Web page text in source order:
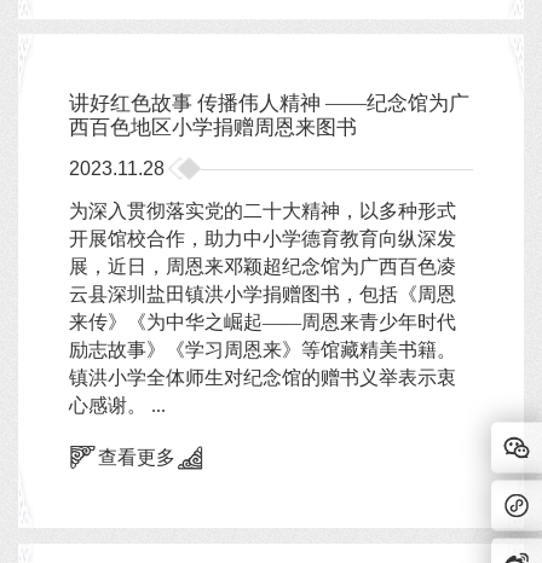
讲好红色故事 传播伟人精神 ——纪念馆为广
西百色地区小学捐赠周恩来图书
2023.11.28
为深入贯彻落实党的二十大精神，以多种形式
开展馆校合作，助力中小学德育教育向纵深发
展，近日，周恩来邓颖超纪念馆为广西百色凌
云县深圳盐田镇洪小学捐赠图书，包括《周恩
来传》《为中华之崛起——周恩来青少年时代
励志故事》《学习周恩来》等馆藏精美书籍。
镇洪小学全体师生对纪念馆的赠书义举表示衷
心感谢。 ...
查看更多